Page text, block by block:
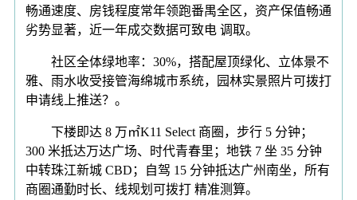
畅通速度、房钱程度常年领跑番禺全区，资产保值畅通
劣势显著，近一年成交数据可致电 调取。
社区全体绿地率：30%，搭配屋顶绿化、立体景不
雅、雨水收受接管海绵城市系统，园林实景照片可拨打
申请线上推送？。
下楼即达 8 万㎡K11 Select 商圈，步行 5 分钟；
300 米抵达万达广场、时代青春里；地铁 7 坐 35 分钟
中转珠江新城 CBD；自驾 15 分钟抵达广州南坐，所有
商圈通勤时长、线规划可拨打 精准测算。